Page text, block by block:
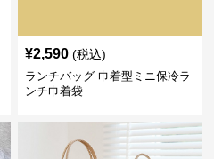
¥2,590 (税込)
ランチバッグ 巾着型ミニ保冷ラ
ンチ巾着袋